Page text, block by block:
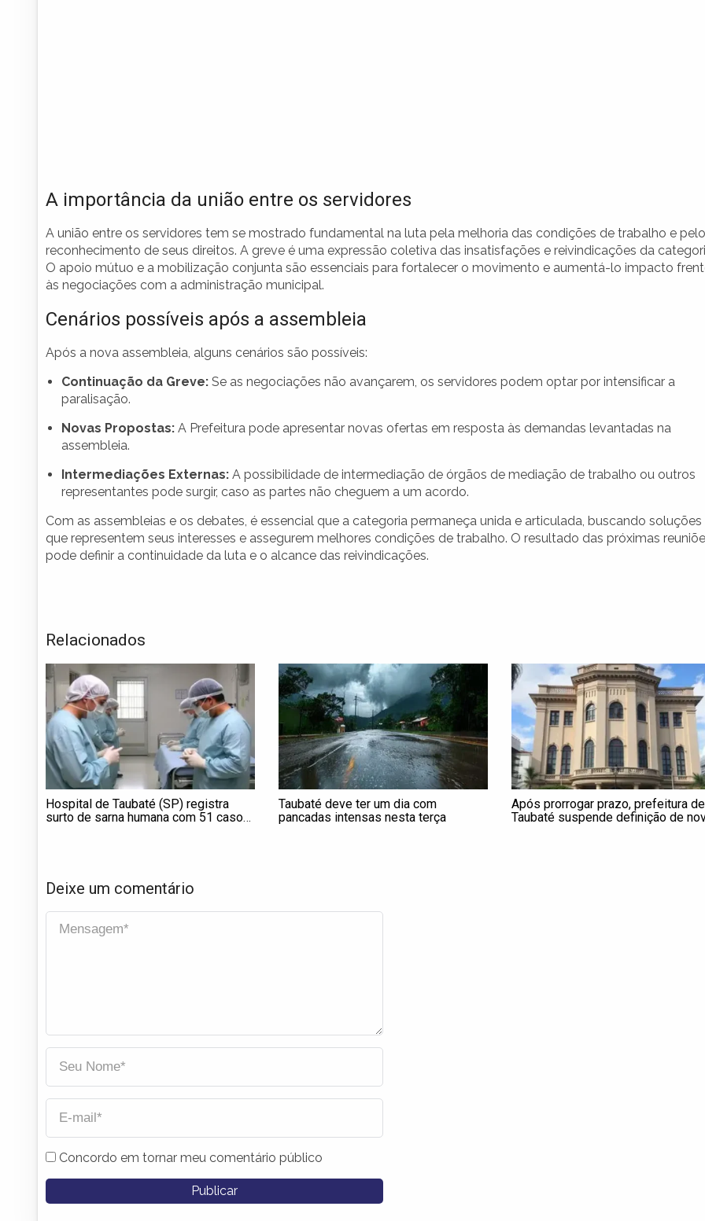
A importância da união entre os servidores
A união entre os servidores tem se mostrado fundamental na luta pela melhoria das condições de trabalho e pelo
reconhecimento de seus direitos. A greve é uma expressão coletiva das insatisfações e reivindicações da
O apoio mútuo e a mobilização conjunta são essenciais para fortalecer o movimento e aumentá-lo impacto
às negociações com a administração municipal.
Cenários possíveis após a assembleia
Após a nova assembleia, alguns cenários são possíveis:
Continuação da Greve: Se as negociações não avançarem, os servidores podem optar por intensificar a
paralisação.
Novas Propostas: A Prefeitura pode apresentar novas ofertas em resposta às demandas levantadas na
assembleia.
Intermediações Externas: A possibilidade de intermediação de órgãos de mediação de trabalho ou outros
representantes pode surgir, caso as partes não cheguem a um acordo.
Com as assembleias e os debates, é essencial que a categoria permaneça unida e articulada, buscando soluções
que representem seus interesses e assegurem melhores condições de trabalho. O resultado das próximas
pode definir a continuidade da luta e o alcance das reivindicações.
Relacionados
Hospital de Taubaté (SP) registra
surto de sarna humana com 51 casos
Taubaté deve ter um dia com
pancadas intensas nesta terça
Após prorrogar prazo, prefeitura de
Taubaté suspende definição de
Deixe um comentário
Concordo em tornar meu comentário público